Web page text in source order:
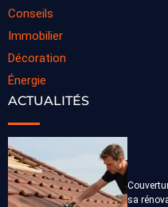
Conseils
Immobilier
Décoration
Énergie
ACTUALITÉS
sa